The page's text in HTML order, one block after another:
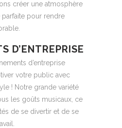
créer une atmosphère
pour rendre
D’ENTREPRISE
d’entreprise
votre public avec
! Notre grande variété
les goûts musicaux, ce
de se divertir et de se